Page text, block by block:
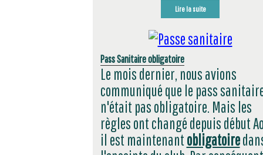
Lire la suite
Pass Sanitaire obligatoire
Le mois dernier, nous avions
communiqué que le pass
n'était pas obligatoire. Mais les
règles ont changé depuis début
il est maintenant obligatoire